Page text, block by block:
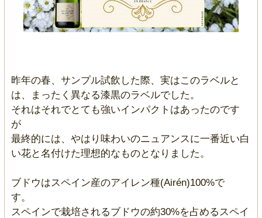
昨年の春、サンプル試飲した際、実はこのラベルと
は、まったく異なる漆黒のラベルでした。
それはそれでとても強いインパクトはあったのです
が
最終的には、やはり味わいのニュアンスに一番近い白
い花と名付けた理想的なものとなりました。
ブドウはスペイン産のアイレン種(Airén)100%で
す。
スペインで栽培されるブドウの約30%を占めるスペイ